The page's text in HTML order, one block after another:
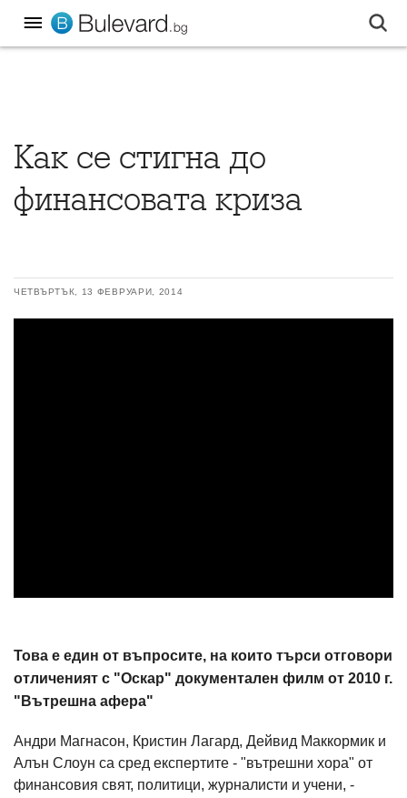
Как се стигна до
финансовата криза
ЧЕТВЪРТЪК, 13 ФЕВРУАРИ, 2014
Това е един от въпросите, на които търси отговори
отличеният с "Оскар" документален филм от 2010 г.
"Вътрешна афера"
Андри Магнасон, Кристин Лагард, Дейвид Маккормик и
Алън Слоун са сред експертите - "вътрешни хора" от
финансовия свят, политици, журналисти и учени, -